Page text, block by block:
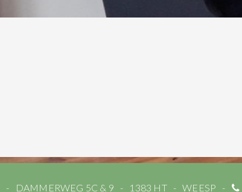
DAMMERWEG 5C & 9 1383 HT WEESP